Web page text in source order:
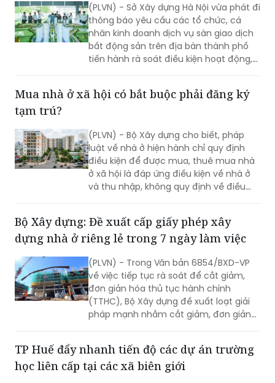
(PLVN) - Sở Xây dựng Hà Nội vừa phát đi
thông báo yêu cầu các tổ chức, cá
nhân kinh doanh dịch vụ sàn giao dịch
bất động sản trên địa bàn thành phố
tiến hành rà soát điều kiện hoạt động,
Mua nhà ở xã hội có bắt buộc phải đăng ký
tạm trú?
(PLVN) - Bộ Xây dựng cho biết, pháp
luật về nhà ở hiện hành chỉ quy định
điều kiện để được mua, thuê mua nhà
ở xã hội là đáp ứng điều kiện về nhà ở
và thu nhập, không quy định về điều
Bộ Xây dựng: Đề xuất cấp giấy phép xây
dựng nhà ở riêng lẻ trong 7 ngày làm việc
(PLVN) - Trong Văn bản 6854/BXD-VP
về việc tiếp tục rà soát để cắt giảm,
đơn giản hóa thủ tục hành chính
(TTHC), Bộ Xây dựng đề xuất loạt giải
pháp mạnh nhằm cắt giảm, đơn giản
án đến khi khởi công xây dựng, mỗi
công trình, dự án chỉ phải thực hiện 1
TP Huế đẩy nhanh tiến độ các dự án trường
học liên cấp tại các xã biên giới